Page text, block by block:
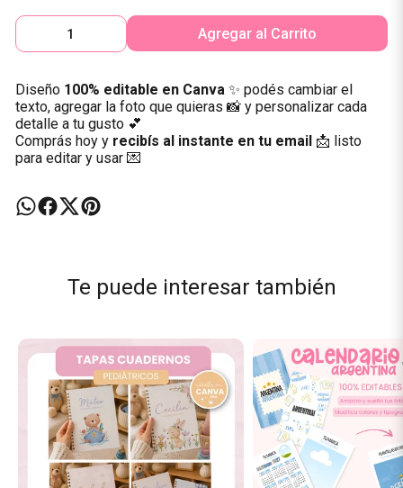
Agregar al Carrito
Diseño 100% editable en Canva✨ podés cambiar el
texto, agregar la foto que quieras 📸 y personalizar cada
detalle a tu gusto 💕
Comprás hoy y recibís al instante en tu email 📩 listo
para editar y usar 💌
Te puede interesar también